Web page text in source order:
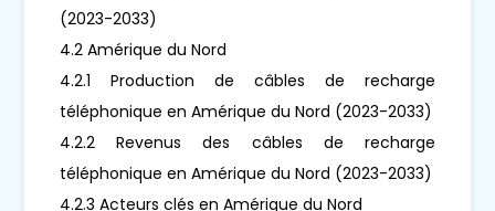
(2023-2033)
4.2 Amérique du Nord
4.2.1 Production de câbles de recharge
téléphonique en Amérique du Nord (2023-2033)
4.2.2 Revenus des câbles de recharge
téléphonique en Amérique du Nord (2023-2033)
4.2.3 Acteurs clés en Amérique du Nord